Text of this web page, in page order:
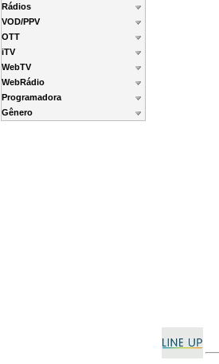
Rádios
VOD/PPV
OTT
iTV
WebTV
WebRádio
Programadora
Gênero